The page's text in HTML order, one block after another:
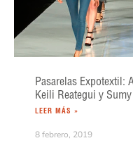
Pasarelas Expotextil:
Keili Reategui y
LEER MÁS »
8 febrero, 2019